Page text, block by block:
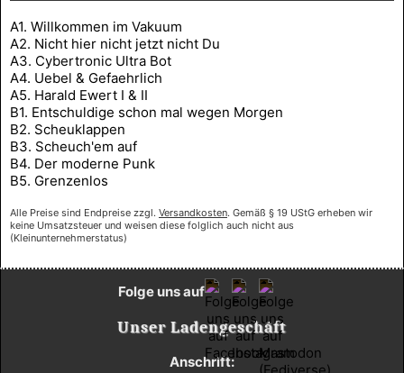
A1. Willkommen im Vakuum
A2. Nicht hier nicht jetzt nicht Du
A3. Cybertronic Ultra Bot
A4. Uebel & Gefaehrlich
A5. Harald Ewert I & II
B1. Entschuldige schon mal wegen Morgen
B2. Scheuklappen
B3. Scheuch'em auf
B4. Der moderne Punk
B5. Grenzenlos
Alle Preise sind Endpreise zzgl. Versandkosten. Gemäß § 19 UStG erheben wir
keine Umsatzsteuer und weisen diese folglich auch nicht aus
(Kleinunternehmerstatus)
Unser Ladengeschäft
Anschrift:
Folge uns auf